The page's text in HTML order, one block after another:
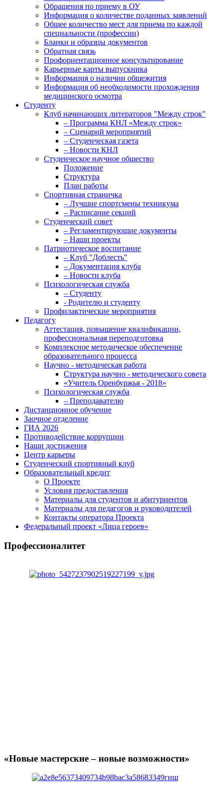
Обращения по приему в ОУ
Информация о количестве поданных заявлений
Общее количество мест для приема по каждой
специальности (профессии)
Бланки и образцы документов
Обратная связь
Профориентационное консультирование
Карьерные карты выпускника
Информация о наличии общежития
Информация об необходимости прохождения
медицинского осмотра
Студенту
Клуб начинающих литераторов "Между строк"
– Программа КНЛ «Между строк»
– Сценарий мероприятий
– Студенческая газета
– Новости КНЛ
Студенческое научное общество
Положение
Структура
План работы
Спортивная страничка
– Лучшие спортсмены техникума
– Расписание секций
Студенческий совет
– Регламентирующие документы
– Наши проекты
Патриотическое воспитание
– Клуб "Доблесть"
– Документация клуба
– Новости клуба
Психологическая служба
– Студенту
- Родителю и студенту
Профилактические мероприятия
Педагогу
Аттестация, повышение квалификации,
профессиональная переподготовка
Комплексное методическое обеспечение
образовательного процесса
Научно - методическая работа
Структура научно - методического совета
«Учитель Оренбуржья - 2018»
Психологическая служба
– Преподавателю
Дистанционное обучение
Заочное отделение
ГИА 2026
Противодействие коррупции
Наши достижения
Центр карьеры
Студенческий спортивный клуб
Образовательный кредит
О Проекте
Условия предоставления
Материалы для студентов и абитуриентов
Материалы для педагогов и руководителей
Контакты оператора Проекта
Федеральный проект «Лица героев»
Профессионалитет
«Новые мастерские – новые возможности»